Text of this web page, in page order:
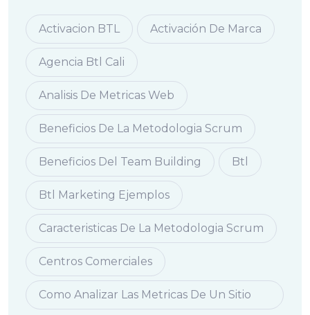
Activacion BTL Activación De Marca
Agencia Btl Cali
Analisis De Metricas Web
Beneficios De La Metodologia Scrum
Beneficios Del Team Building Btl
Btl Marketing Ejemplos
Caracteristicas De La Metodologia Scrum
Centros Comerciales
Como Analizar Las Metricas De Un Sitio